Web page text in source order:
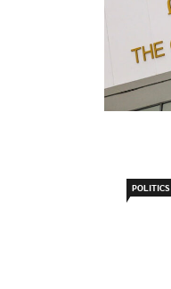
POLITICS